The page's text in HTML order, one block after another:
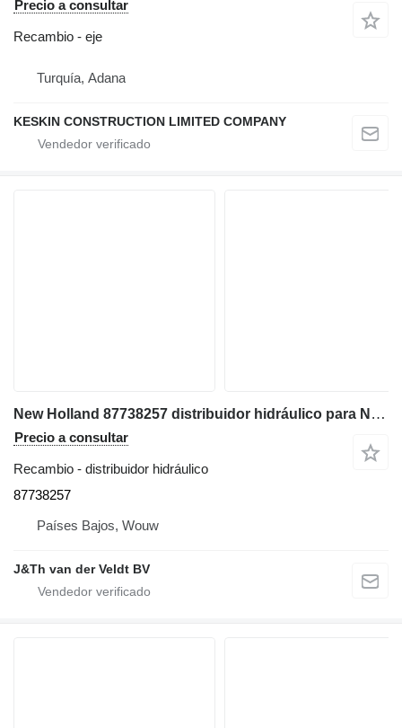
Precio a consultar
Recambio - eje
Turquía, Adana
KESKIN CONSTRUCTION LIMITED COMPANY
New Holland 87738257 distribuidor hidráulico para New Holland B95B B95C B110B B110C B115B B95BTC B95BLR B95CTC B95CLR retroexcavadora
Precio a consultar
Recambio - distribuidor hidráulico
87738257
Países Bajos, Wouw
J&Th van der Veldt BV